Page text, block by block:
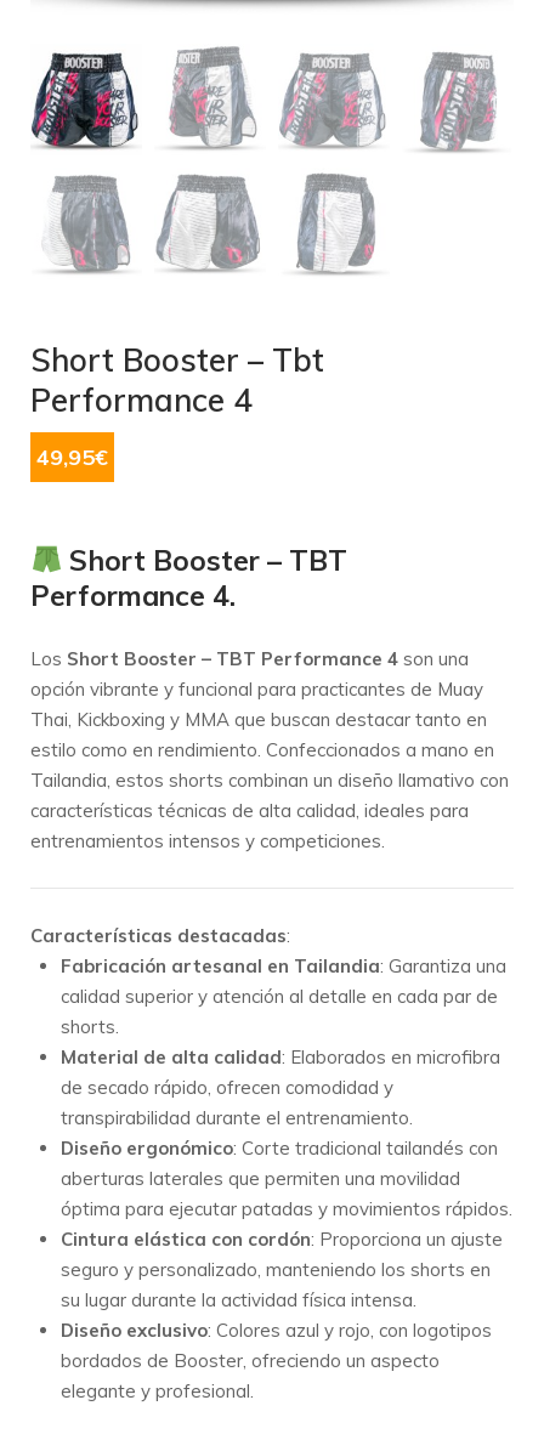
Short Booster – Tbt
Performance 4
49,95€
Short Booster – TBT
Performance 4.
Los Short Booster – TBT Performance 4 son una
opción vibrante y funcional para practicantes de Muay
Thai, Kickboxing y MMA que buscan destacar tanto en
estilo como en rendimiento. Confeccionados a mano en
Tailandia, estos shorts combinan un diseño llamativo con
características técnicas de alta calidad, ideales para
entrenamientos intensos y competiciones.
Características destacadas:
Fabricación artesanal en Tailandia: Garantiza una
calidad superior y atención al detalle en cada par de
shorts.
Material de alta calidad: Elaborados en microfibra
de secado rápido, ofrecen comodidad y
transpirabilidad durante el entrenamiento.
Diseño ergonómico: Corte tradicional tailandés con
aberturas laterales que permiten una movilidad
óptima para ejecutar patadas y movimientos rápidos.
Cintura elástica con cordón: Proporciona un ajuste
seguro y personalizado, manteniendo los shorts en
su lugar durante la actividad física intensa.
Diseño exclusivo: Colores azul y rojo, con logotipos
bordados de Booster, ofreciendo un aspecto
elegante y profesional.